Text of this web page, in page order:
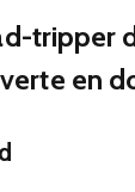
tripper
en